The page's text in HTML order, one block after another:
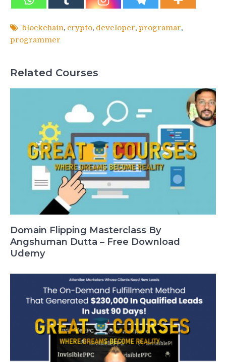
blockchain, crypto, developer, programar,
programmer
Related Courses
Domain Flipping Masterclass By
Angshuman Dutta – Free Download
Udemy